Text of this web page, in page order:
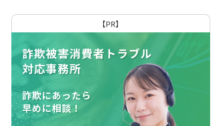
【PR】
詐欺被害消費者トラブル
対応事務所
詐欺にあったら
早めに相談！